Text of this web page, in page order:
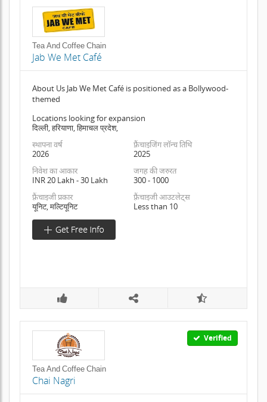
Tea And Coffee Chain
Jab We Met Café
About Us Jab We Met Café is positioned as a Bollywood-
themed
Locations looking for expansion
दिल्ली, हरियाणा, हिमाचल प्रदेश,
स्थापना वर्ष
2026
फ़्रैंचाइजिंग लॉन्च तिथि
2025
निवेश का आकार
INR 20 Lakh - 30 Lakh
जगह की जरुरत
300 - 1000
फ़्रैंचाइजी प्रकार
यूनिट, मल्टियूनिट
फ़्रैंचाइजी आउटलेट्स
Less than 10
Tea And Coffee Chain
Verified
Chai Nagri